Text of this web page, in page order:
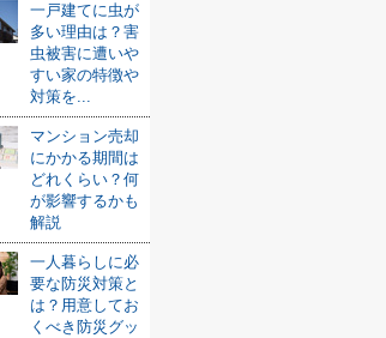
一戸建てに虫が
多い理由は？害
虫被害に遭いや
すい家の特徴や
対策を...
マンション売却
にかかる期間は
どれくらい？何
が影響するかも
解説
一人暮らしに必
要な防災対策と
は？用意してお
くべき防災グッ